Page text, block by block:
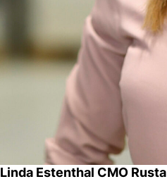
Linda Estenthal CMO Rusta